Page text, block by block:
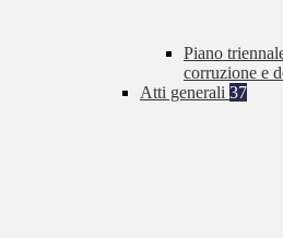
Piano
corruzione e
Atti generali 37